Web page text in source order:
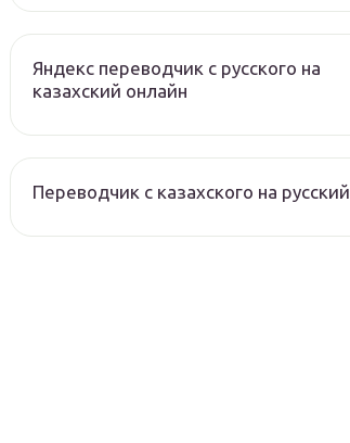
Яндекс переводчик с русского на
казахский онлайн
Переводчик с казахского на русский